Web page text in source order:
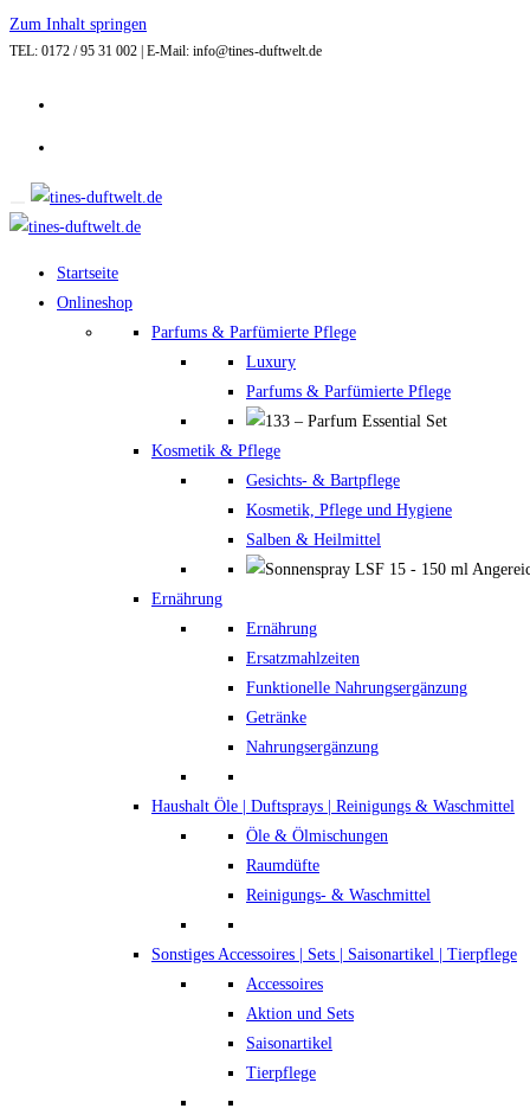
Zum Inhalt springen
TEL: 0172 / 95 31 002 | E-Mail: info@tines-duftwelt.de
Startseite
Onlineshop
Parfums & Parfümierte Pflege
Luxury
Parfums & Parfümierte Pflege
Kosmetik & Pflege
Gesichts- & Bartpflege
Kosmetik, Pflege und Hygiene
Salben & Heilmittel
Ernährung
Ernährung
Ersatzmahlzeiten
Funktionelle Nahrungsergänzung
Getränke
Nahrungsergänzung
Haushalt Öle | Duftsprays | Reinigungs & Waschmittel
Öle & Ölmischungen
Raumdüfte
Reinigungs- & Waschmittel
Sonstiges Accessoires | Sets | Saisonartikel | Tierpflege
Accessoires
Aktion und Sets
Saisonartikel
Tierpflege